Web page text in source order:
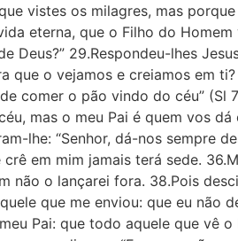
vistes os milagres, mas
eterna, que o Filho do Homem
Deus?” 29.Respondeu-lhes
que o vejamos e creiamos em
comer o pão vindo do céu” (Sl
mas o meu Pai é quem vos
lhe: “Senhor, dá-nos sempre
em mim jamais terá sede.
não o lançarei fora. 38.Pois
que me enviou: que eu não
Pai: que todo aquele que vê o